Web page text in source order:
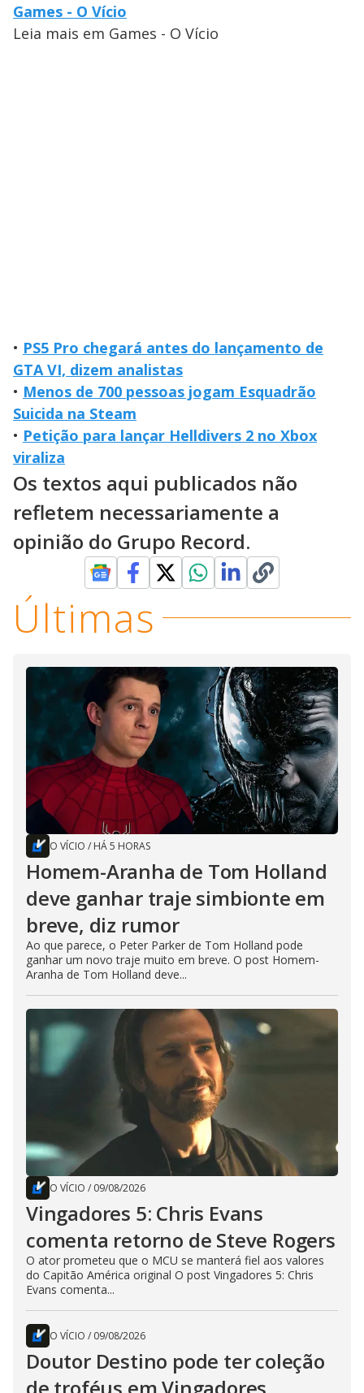
Games - O Vício
Leia mais em Games - O Vício
• PS5 Pro chegará antes do lançamento de
GTA VI, dizem analistas
• Menos de 700 pessoas jogam Esquadrão
Suicida na Steam
• Petição para lançar Helldivers 2 no Xbox
viraliza
Os textos aqui publicados não
refletem necessariamente a
opinião do Grupo Record.
Últimas
O VÍCIO / HÁ 5 HORAS
Homem-Aranha de Tom Holland
deve ganhar traje simbionte em
breve, diz rumor
Ao que parece, o Peter Parker de Tom Holland pode
ganhar um novo traje muito em breve. O post Homem-
Aranha de Tom Holland deve...
O VÍCIO / 09/08/2026
Vingadores 5: Chris Evans
comenta retorno de Steve Rogers
O ator prometeu que o MCU se manterá fiel aos valores
do Capitão América original O post Vingadores 5: Chris
Evans comenta...
O VÍCIO / 09/08/2026
Doutor Destino pode ter coleção
de troféus em Vingadores